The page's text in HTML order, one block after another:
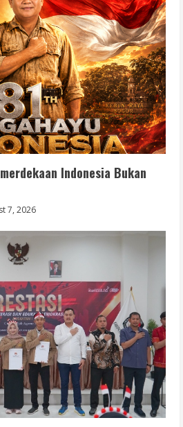
Indonesia Bukan
7, 2026